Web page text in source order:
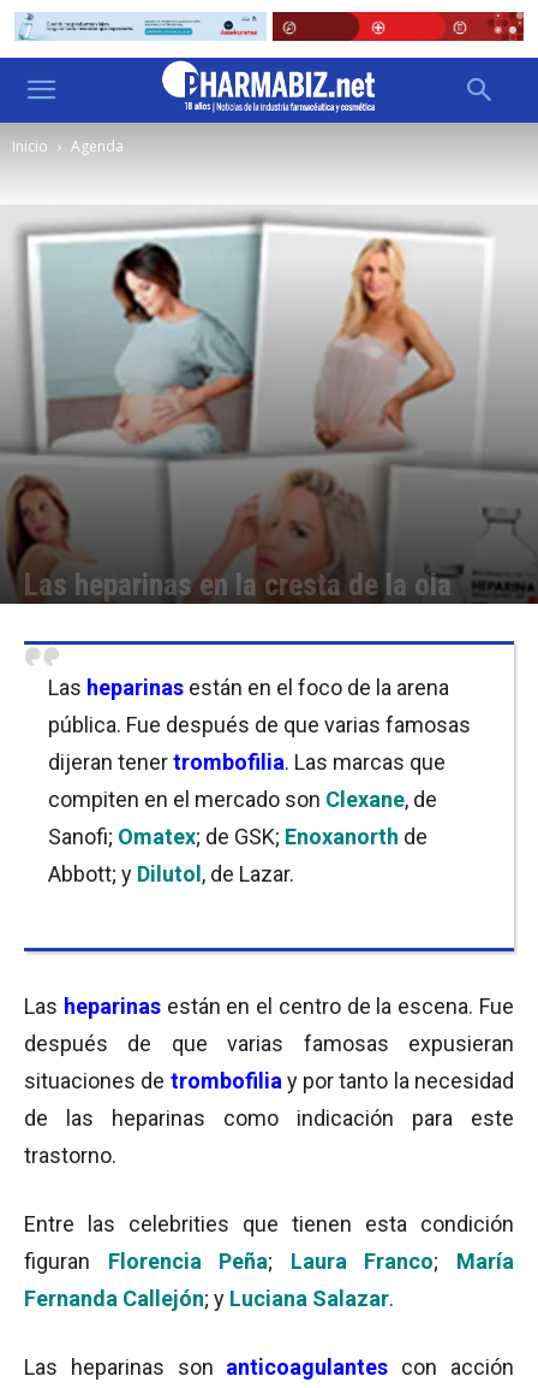
Inicio Agenda
Las heparinas en la cresta de la ola
Las heparinas están en el foco de la arena
pública. Fue después de que varias famosas
dijeran tenertrombofilia. Las marcas que
compiten en el mercado son Clexane, de
Sanofi; Omatex; de GSK; Enoxanorth de
Abbott; y Dilutol , de Lazar.
Las heparinasestán en el centro de la escena. Fue
después de que varias famosas expusieran
situaciones de trombofilia y por tanto la necesidad
de las heparinas como indicación para este
trastorno.
Entre las celebrities que tienen esta condición
figuran Florencia Peña; Laura Franco; María
Fernanda Callejón; y Luciana Salazar.
Las heparinas son anticoagulantes con acción